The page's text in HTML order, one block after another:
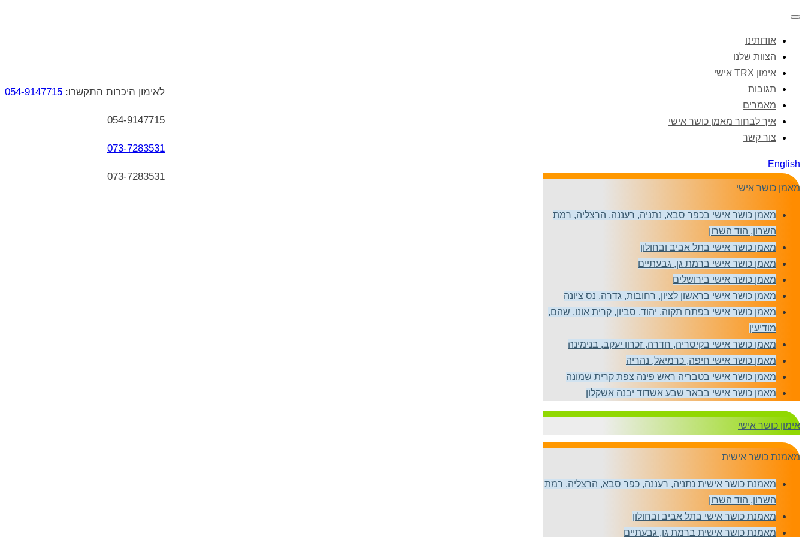
אודותינו
הצוות שלנו
אימון TRX אישי
תגובות
מאמרים
איך לבחור מאמן כושר אישי
צור קשר
English
לאימון היכרות התקשרו: 054-9147715
054-9147715
073-7283531
073-7283531
מאמן כושר אישי
מאמן כושר אישי בכפר סבא, נתניה, רעננה, הרצליה, רמת
השרון, הוד השרון
מאמן כושר אישי בתל אביב ובחולון
מאמן כושר אישי ברמת גן, גבעתיים
מאמן כושר אישי בירושלים
מאמן כושר אישי בראשון לציון, רחובות, גדרה, נס ציונה
מאמן כושר אישי בפתח תקוה, יהוד, סביון, קרית אונו, שהם,
מודיעין
מאמן כושר אישי בקיסריה, חדרה, זכרון יעקב, בנימינה
מאמן כושר אישי חיפה, כרמיאל, נהריה
מאמן כושר אישי בטבריה ראש פינה צפת קרית שמונה
מאמן כושר אישי בבאר שבע אשדוד יבנה אשקלון
אימון כושר אישי
מאמנת כושר אישית
מאמנת כושר אישית נתניה, רעננה, כפר סבא, הרצליה, רמת
השרון, הוד השרון
מאמנת כושר אישי בתל אביב ובחולון
מאמנת כושר אישית ברמת גן, גבעתיים